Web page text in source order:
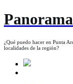
¿Qué puedo hacer en Punta
localidades de la región?